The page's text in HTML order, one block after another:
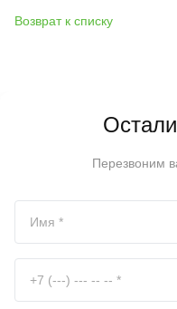
Возврат к списку
Перезвоним